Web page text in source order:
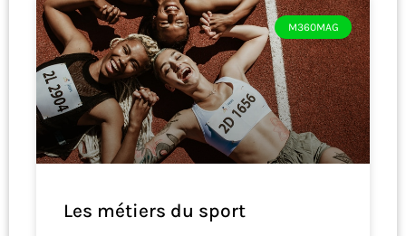
M360MAG
Les métiers du sport